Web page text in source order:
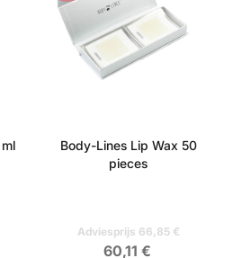
Body-Lines Lip Wax 50
pieces
Adviesprijs 66,85 €
60,11 €